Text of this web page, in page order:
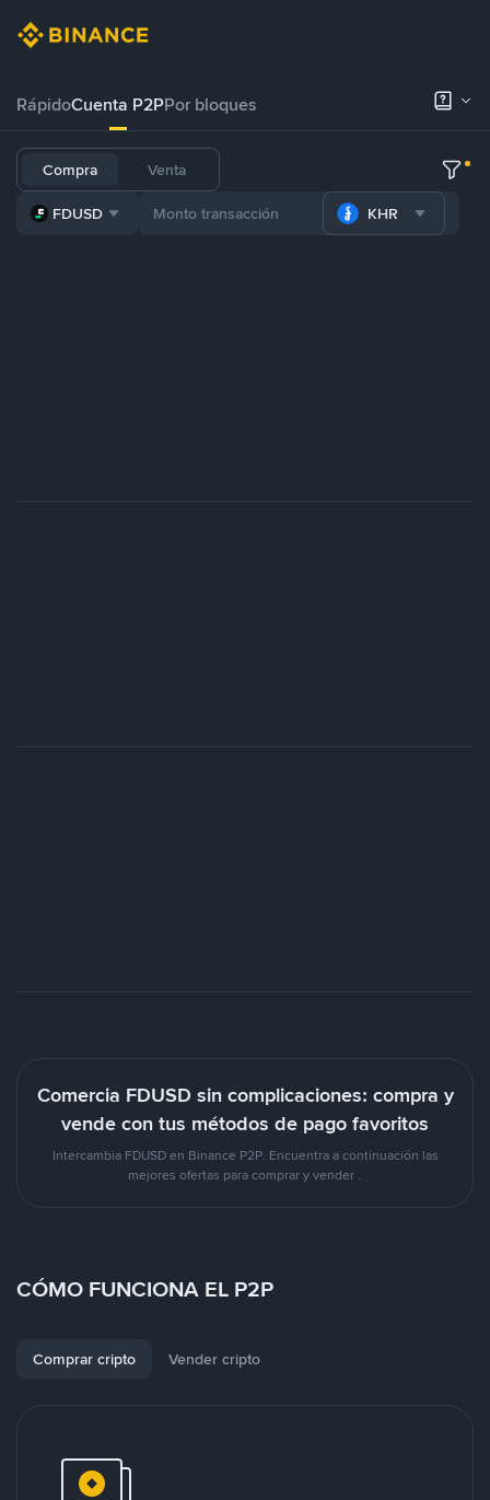
RápidoCuenta P2PPor bloques
Compra Venta
FDUSD KHR
Comercia FDUSD sin complicaciones: compra y
vende con tus métodos de pago favoritos
Intercambia FDUSD en Binance P2P. Encuentra a continuación las
mejores ofertas para comprar y vender .
CÓMO FUNCIONA EL P2P
Comprar cripto Vender cripto